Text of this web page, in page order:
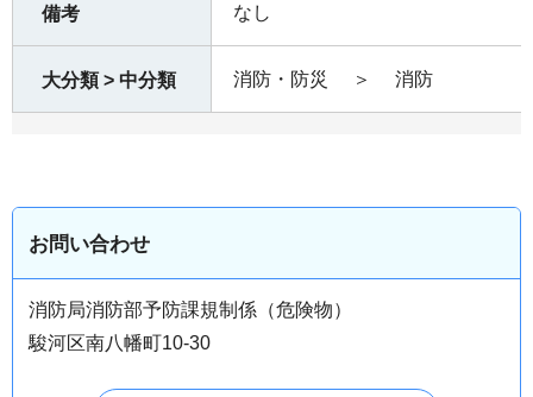
備考 なし
大分類 > 中分類 消防・防災 ＞ 消防
お問い合わせ
消防局消防部予防課規制係（危険物）
駿河区南八幡町10-30